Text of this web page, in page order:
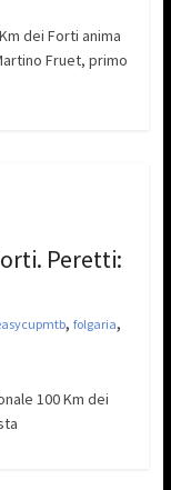
dei Forti anima
Fruet, primo
Peretti:
, folgaria,
100 Km dei